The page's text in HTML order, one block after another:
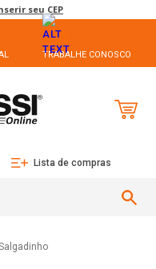
seu CEP
TRABALHE CONOSCO
Lista de compras